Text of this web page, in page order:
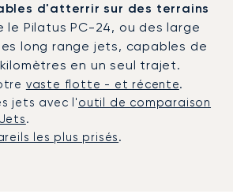
d'atterrir sur des terrains
le Pilatus PC-24, ou des large
long range jets, capables de
en un seul trajet.
vaste flotte - et récente.
jets avec l'outil de comparaison
.
les plus prisés.